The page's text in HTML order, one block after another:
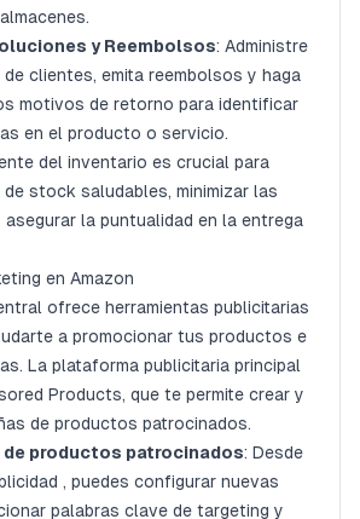
y Reembolsos: Administre
clientes, emita reembolsos y haga
motivos de retorno para identificar
en el producto o servicio.
del inventario es crucial para
stock saludables, minimizar las
la puntualidad en la entrega
en Amazon
ofrece herramientas publicitarias
a promocionar tus productos e
La plataforma publicitaria principal
Products, que te permite crear y
de productos patrocinados.
de productos patrocinados: Desde
, puedes configurar nuevas
palabras clave de targeting y